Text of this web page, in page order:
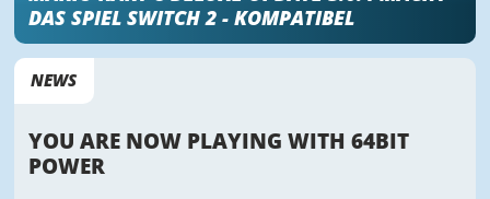
DAS SPIEL SWITCH 2 - KOMPATIBEL
NEWS
YOU ARE NOW PLAYING WITH 64BIT
POWER